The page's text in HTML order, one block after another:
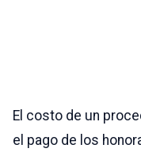
El costo de un
el pago de los